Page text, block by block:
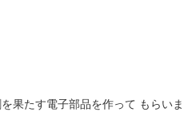
果たす電子部品を作って もらい